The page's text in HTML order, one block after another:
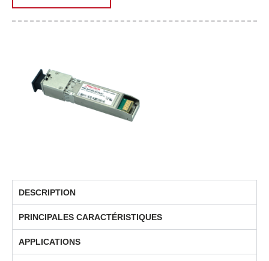
XGTB-
DESCRIPTION
PRINCIPALES CARACTÉRISTIQUES
APPLICATIONS